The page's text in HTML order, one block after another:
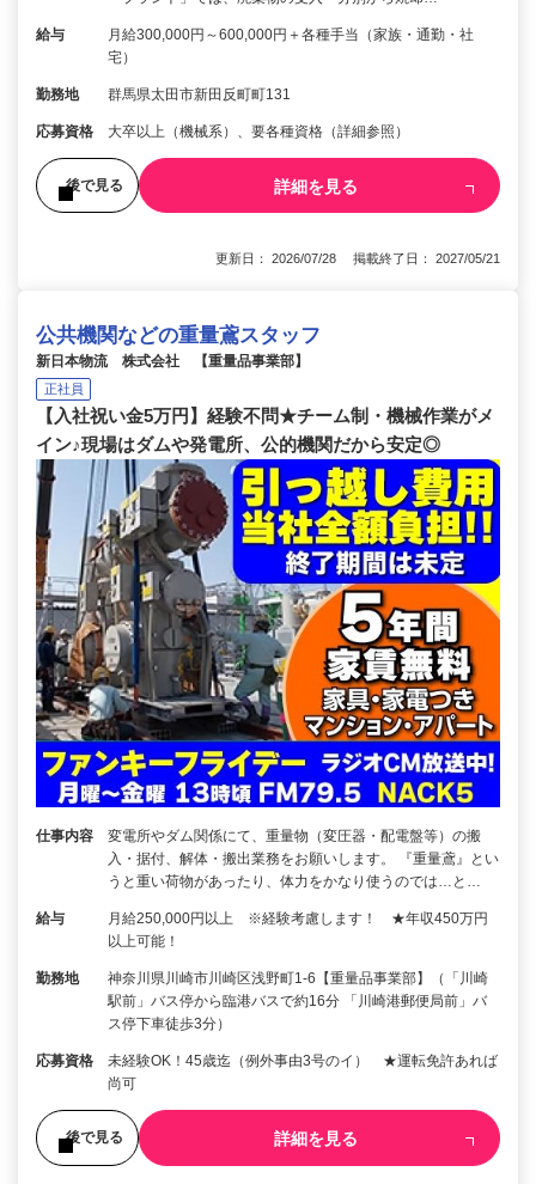
給与
月給300,000円～600,000円＋各種手当（家族・通勤・社
宅）
勤務地 群馬県太田市新田反町町131
応募資格 大卒以上（機械系）、要各種資格（詳細参照）
後で見る 詳細を見る
更新日： 2026/07/28 掲載終了日： 2027/05/21
公共機関などの重量鳶スタッフ
新日本物流 株式会社 【重量品事業部】
正社員
【入社祝い金5万円】経験不問★チーム制・機械作業がメ
イン♪現場はダムや発電所、公的機関だから安定◎
仕事内容
変電所やダム関係にて、重量物（変圧器・配電盤等）の搬
入・据付、解体・搬出業務をお願いします。 『重量鳶』とい
うと重い荷物があったり、体力をかなり使うのでは…と…
給与
月給250,000円以上 ※経験考慮します！ ★年収450万円
以上可能！
勤務地
神奈川県川崎市川崎区浅野町1-6【重量品事業部】（「川崎
駅前」バス停から臨港バスで約16分 「川崎港郵便局前」バ
ス停下車徒歩3分）
応募資格
未経験OK！45歳迄（例外事由3号のイ） ★運転免許あれば
尚可
後で見る 詳細を見る